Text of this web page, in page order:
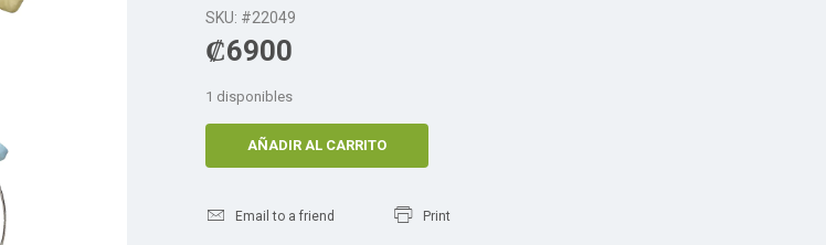
SKU: #22049
₡6900
1 disponibles
AÑADIR AL CARRITO
Email to a friend Print